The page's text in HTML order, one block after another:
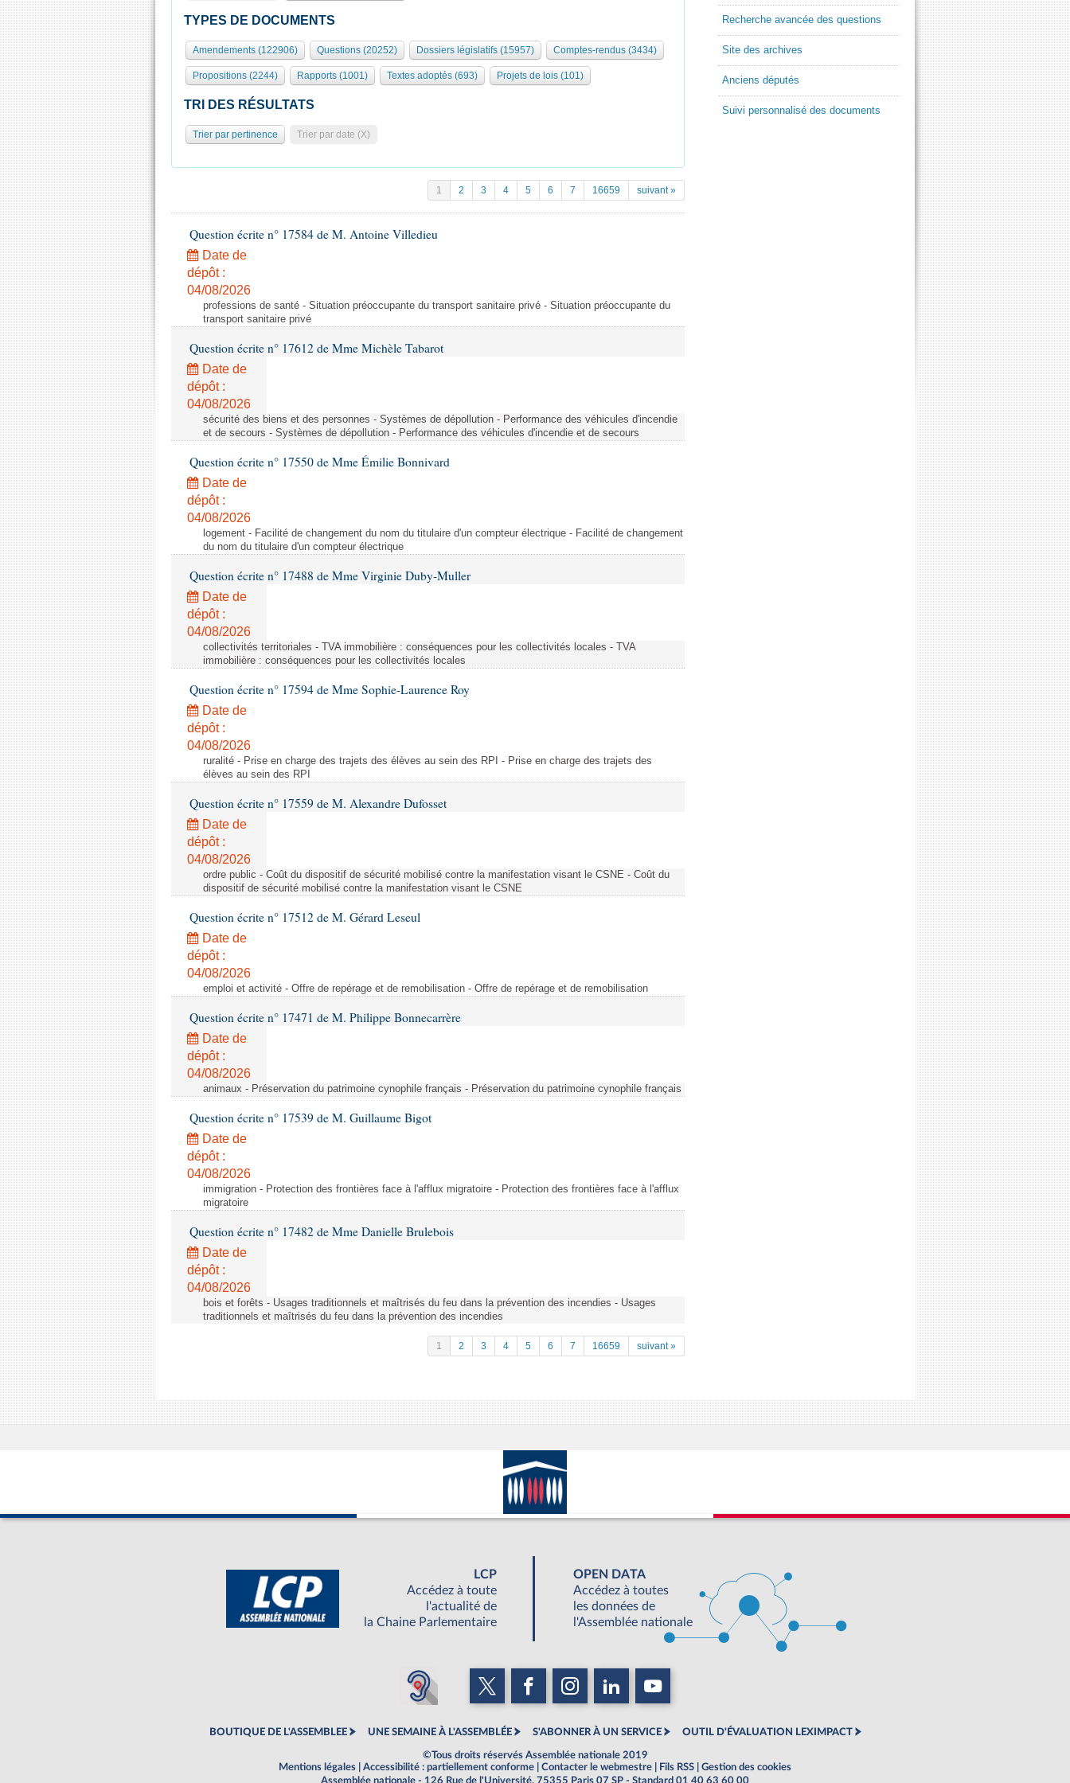
TYPES DE DOCUMENTS
Amendements (122906) Questions (20252) Dossiers législatifs (15957) Comptes-rendus (3434)
Propositions (2244) Rapports (1001) Textes adoptés (693) Projets de lois (101)
TRI DES RÉSULTATS
Trier par pertinence Trier par date (X)
1 2 3 4 5 6 7 16659 suivant »
Question écrite n° 17584 de M. Antoine Villedieu
Date de
dépôt :
04/08/2026
professions de santé - Situation préoccupante du transport sanitaire privé - Situation préoccupante du
transport sanitaire privé
Question écrite n° 17612 de Mme Michèle Tabarot
Date de
dépôt :
04/08/2026
sécurité des biens et des personnes - Systèmes de dépollution - Performance des véhicules d'incendie
et de secours - Systèmes de dépollution - Performance des véhicules d'incendie et de secours
Question écrite n° 17550 de Mme Émilie Bonnivard
Date de
dépôt :
04/08/2026
logement - Facilité de changement du nom du titulaire d'un compteur électrique - Facilité de changement
du nom du titulaire d'un compteur électrique
Question écrite n° 17488 de Mme Virginie Duby-Muller
Date de
dépôt :
04/08/2026
collectivités territoriales - TVA immobilière : conséquences pour les collectivités locales - TVA
immobilière : conséquences pour les collectivités locales
Question écrite n° 17594 de Mme Sophie-Laurence Roy
Date de
dépôt :
04/08/2026
ruralité - Prise en charge des trajets des élèves au sein des RPI - Prise en charge des trajets des
élèves au sein des RPI
Question écrite n° 17559 de M. Alexandre Dufosset
Date de
dépôt :
04/08/2026
ordre public - Coût du dispositif de sécurité mobilisé contre la manifestation visant le CSNE - Coût du
dispositif de sécurité mobilisé contre la manifestation visant le CSNE
Question écrite n° 17512 de M. Gérard Leseul
Date de
dépôt :
04/08/2026
emploi et activité - Offre de repérage et de remobilisation - Offre de repérage et de remobilisation
Question écrite n° 17471 de M. Philippe Bonnecarrère
Date de
dépôt :
04/08/2026
animaux - Préservation du patrimoine cynophile français - Préservation du patrimoine cynophile français
Question écrite n° 17539 de M. Guillaume Bigot
Date de
dépôt :
04/08/2026
immigration - Protection des frontières face à l'afflux migratoire - Protection des frontières face à l'afflux
migratoire
Question écrite n° 17482 de Mme Danielle Brulebois
Date de
dépôt :
04/08/2026
bois et forêts - Usages traditionnels et maîtrisés du feu dans la prévention des incendies - Usages
traditionnels et maîtrisés du feu dans la prévention des incendies
1 2 3 4 5 6 7 16659 suivant »
Recherche avancée des questions
Site des archives
Anciens députés
Suivi personnalisé des documents
LCP
Accédez à toute
l'actualité de
la Chaine Parlementaire
OPEN DATA
Accédez à toutes
les données de
l'Assemblée nationale
BOUTIQUE DE L'ASSEMBLEE UNE SEMAINE À L'ASSEMBLÉE S'ABONNER À UN SERVICE OUTIL D'ÉVALUATION LEXIMPACT
©Tous droits réservés Assemblée nationale 2019
Mentions légales
Accessibilité : partiellement conforme Contacter le webmestre Fils RSS
Gestion des cookies
Assemblée nationale - 126 Rue de l'Université, 75355 Paris 07 SP - Standard 01 40 63 60 00